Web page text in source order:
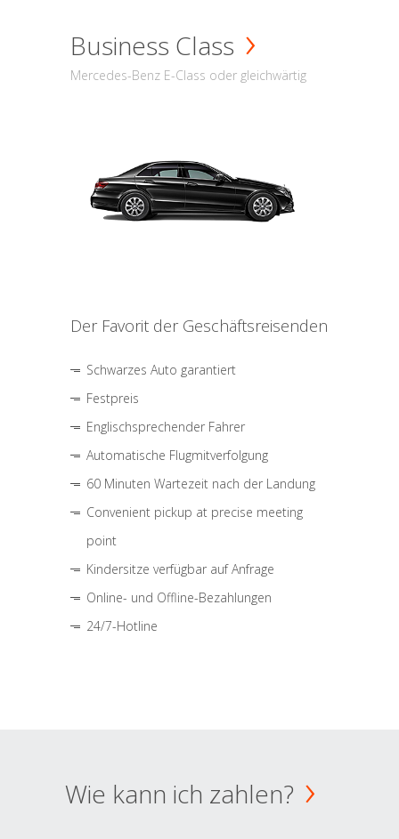
Business Class
Mercedes-Benz E-Class oder gleichwärtig
Der Favorit der Geschäftsreisenden
Schwarzes Auto garantiert
Festpreis
Englischsprechender Fahrer
Automatische Flugmitverfolgung
60 Minuten Wartezeit nach der Landung
Convenient pickup at precise meeting
point
Kindersitze verfügbar auf Anfrage
Online- und Offline-Bezahlungen
24/7-Hotline
Wie kann ich zahlen?